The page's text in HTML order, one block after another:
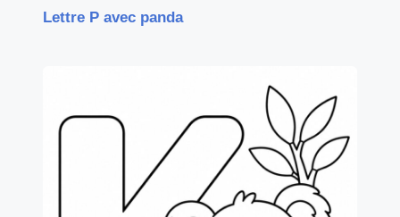
Lettre P avec panda